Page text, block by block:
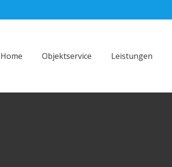
Home Objektservice Leistungen